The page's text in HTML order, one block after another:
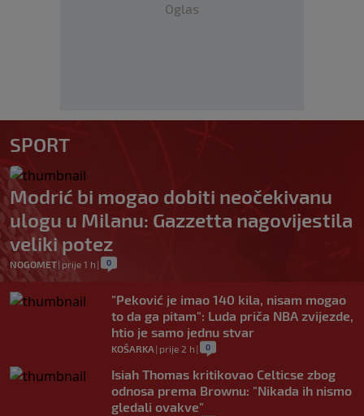
Oglas
SPORT
Modrić bi mogao dobiti neočekivanu
ulogu u Milanu: Gazzetta nagovijestila
veliki potez
NOGOMET| prije 1 h | 0
"Peković je imao 140 kila, nisam mogao
to da ga pitam": Luda priča NBA zvijezde,
htio je samo jednu stvar
KOŠARKA | prije 2 h | 0
Isiah Thomas kritikovao Celticse zbog
odnosa prema Brownu: "Nikada ih nismo
gledali ovakve"